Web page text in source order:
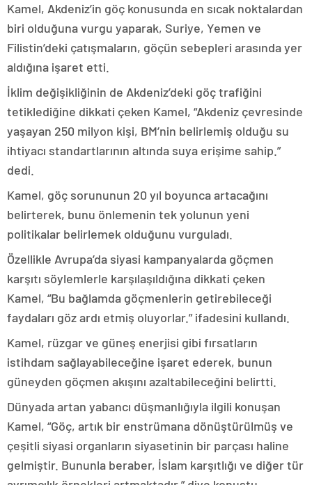
Kamel, Akdeniz’in göç konusunda en sıcak noktalardan
biri olduğuna vurgu yaparak, Suriye, Yemen ve
Filistin’deki çatışmaların, göçün sebepleri arasında yer
aldığına işaret etti.
İklim değişikliğinin de Akdeniz’deki göç trafiğini
tetiklediğine dikkati çeken Kamel, “Akdeniz çevresinde
yaşayan 250 milyon kişi, BM’nin belirlemiş olduğu su
ihtiyacı standartlarının altında suya erişime sahip.”
dedi.
Kamel, göç sorununun 20 yıl boyunca artacağını
belirterek, bunu önlemenin tek yolunun yeni
politikalar belirlemek olduğunu vurguladı.
Özellikle Avrupa’da siyasi kampanyalarda göçmen
karşıtı söylemlerle karşılaşıldığına dikkati çeken
Kamel, “Bu bağlamda göçmenlerin getirebileceği
faydaları göz ardı etmiş oluyorlar.” ifadesini kullandı.
Kamel, rüzgar ve güneş enerjisi gibi fırsatların
istihdam sağlayabileceğine işaret ederek, bunun
güneyden göçmen akışını azaltabileceğini belirtti.
Dünyada artan yabancı düşmanlığıyla ilgili konuşan
Kamel, “Göç, artık bir enstrümana dönüştürülmüş ve
çeşitli siyasi organların siyasetinin bir parçası haline
gelmiştir. Bununla beraber, İslam karşıtlığı ve diğer tür